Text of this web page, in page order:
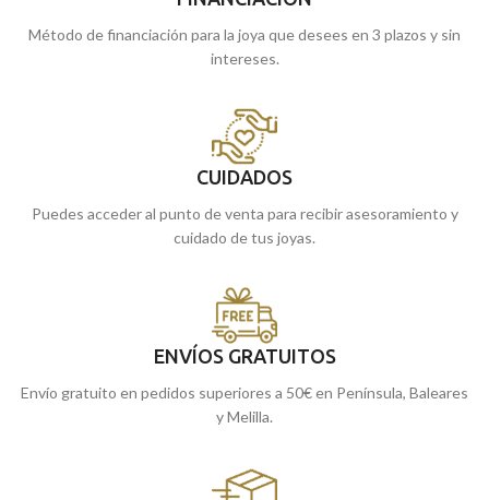
Método de financiación para la joya que desees en 3 plazos y sin
intereses.
CUIDADOS
Puedes acceder al punto de venta para recibir asesoramiento y
cuidado de tus joyas.
ENVÍOS GRATUITOS
Envío gratuito en pedidos superiores a 50€ en Península, Baleares
y Melilla.